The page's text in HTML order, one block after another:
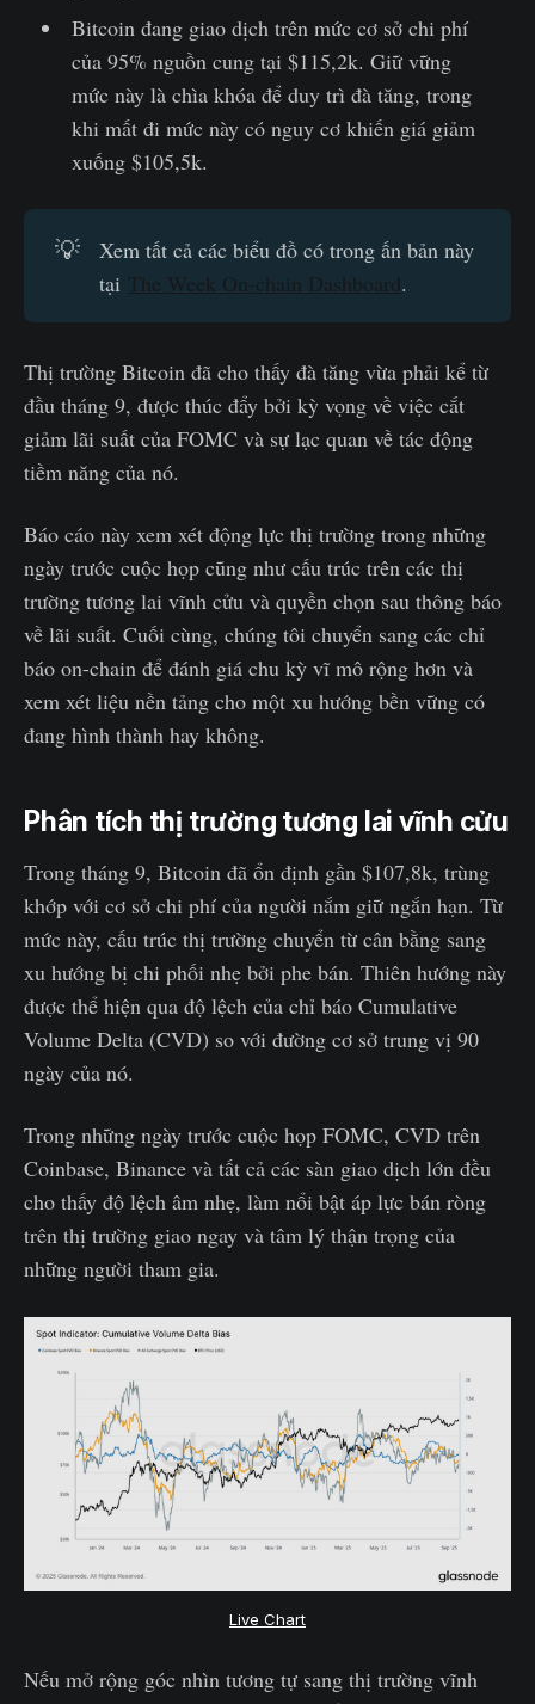
Bitcoin đang giao dịch trên mức cơ sở chi phí
của 95% nguồn cung tại $115,2k. Giữ vững
mức này là chìa khóa để duy trì đà tăng, trong
khi mất đi mức này có nguy cơ khiến giá giảm
xuống $105,5k.
💡
Xem tất cả các biểu đồ có trong ấn bản này
tại The Week On-chain Dashboard.
Thị trường Bitcoin đã cho thấy đà tăng vừa phải kể từ
đầu tháng 9, được thúc đẩy bởi kỳ vọng về việc cắt
giảm lãi suất của FOMC và sự lạc quan về tác động
tiềm năng của nó.
Báo cáo này xem xét động lực thị trường trong những
ngày trước cuộc họp cũng như cấu trúc trên các thị
trường tương lai vĩnh cửu và quyền chọn sau thông báo
về lãi suất. Cuối cùng, chúng tôi chuyển sang các chỉ
báo on-chain để đánh giá chu kỳ vĩ mô rộng hơn và
xem xét liệu nền tảng cho một xu hướng bền vững có
đang hình thành hay không.
Phân tích thị trường tương lai vĩnh cửu
Trong tháng 9, Bitcoin đã ổn định gần $107,8k, trùng
khớp với cơ sở chi phí của người nắm giữ ngắn hạn. Từ
mức này, cấu trúc thị trường chuyển từ cân bằng sang
xu hướng bị chi phối nhẹ bởi phe bán. Thiên hướng này
được thể hiện qua độ lệch của chỉ báo Cumulative
Volume Delta (CVD) so với đường cơ sở trung vị 90
ngày của nó.
Trong những ngày trước cuộc họp FOMC, CVD trên
Coinbase, Binance và tất cả các sàn giao dịch lớn đều
cho thấy độ lệch âm nhẹ, làm nổi bật áp lực bán ròng
trên thị trường giao ngay và tâm lý thận trọng của
những người tham gia.
Live Chart
Nếu mở rộng góc nhìn tương tự sang thị trường vĩnh